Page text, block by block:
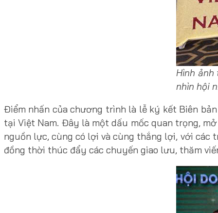
Hình ảnh
nhìn hội
Điểm nhấn của chương trình là lễ ký kết Biên
tại Việt Nam. Đây là một dấu mốc quan trọng,
nguồn lực, cùng có lợi và cùng thắng lợi, với các
đồng thời thúc đẩy các chuyến giao lưu, thăm